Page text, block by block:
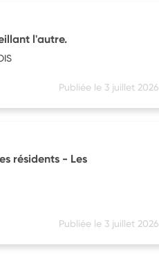
l'autre.
Publiée le 3 juillet 2026
résidents - Les
Publiée le 3 juillet 2026